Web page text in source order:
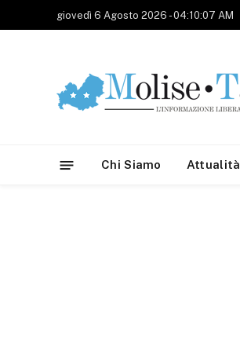
giovedì 6 Agosto 2026 - 04:10:07 AM
Chi Siamo Attualità